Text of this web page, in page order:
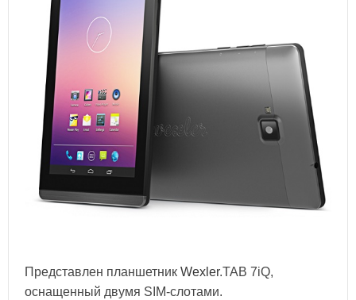
Представлен планшетник Wexler.TAB 7iQ,
оснащенный двумя SIM-слотами.